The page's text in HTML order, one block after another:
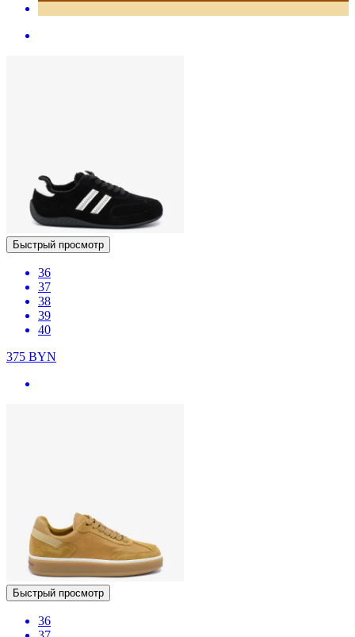
Быстрый просмотр
36
37
38
39
40
375 BYN
Быстрый просмотр
36